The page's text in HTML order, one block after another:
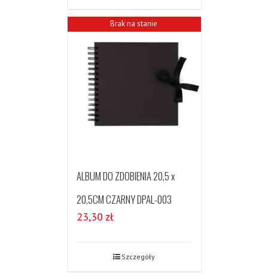
Brak na stanie
ALBUM DO ZDOBIENIA 20,5 x
20,5CM CZARNY DPAL-003
23,30 zł
Szczegóły